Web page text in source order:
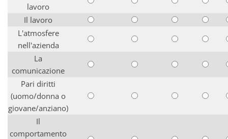
lavoro
Il lavoro
L'atmosfere
nell'azienda
La
comunicazione
Pari diritti
(uomo/donna o
giovane/anziano)
Il
comportamento